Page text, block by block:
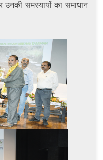
उनकी समस्यायों का समाधान